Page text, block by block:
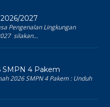
2027
Pengenalan Lingkungan
silakan...
SMPN 4 Pakem
2026 SMPN 4 Pakem : Unduh